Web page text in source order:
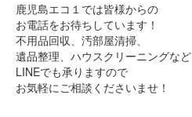
鹿児島エコ１では皆様からの
お電話をお待ちしています！
不用品回収、汚部屋清掃、
遺品整理、ハウスクリーニングなど
LINEでも承りますので
お気軽にご相談くださいませ！